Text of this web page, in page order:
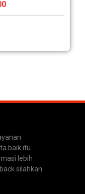
baik itu
lebih
silahkan